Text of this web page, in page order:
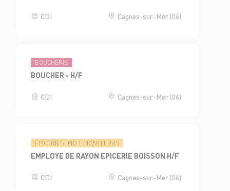
CDI Cagnes-sur-Mer (06)
BOUCHERIE
BOUCHER - H/F
CDI Cagnes-sur-Mer (06)
ÉPICERIES D'ICI ET D'AILLEURS
EMPLOYE DE RAYON EPICERIE BOISSON H/F
CDI Cagnes-sur-Mer (06)